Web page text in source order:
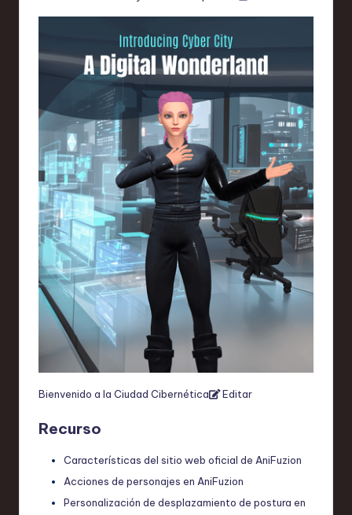
Bienvenido a la Ciudad Cibernética Editar
Recurso
Características del sitio web oficial de AniFuzion
Acciones de personajes en AniFuzion
Personalización de desplazamiento de postura en